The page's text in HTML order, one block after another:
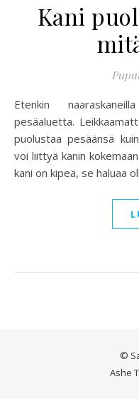
Kani
Etenkin naaraskaneilla on taipumusta puolustaa
pesäaluetta.
puolustaa pesäänsä
voi liittyä kanin
kani on kipeä, se haluaa
©
Ashe